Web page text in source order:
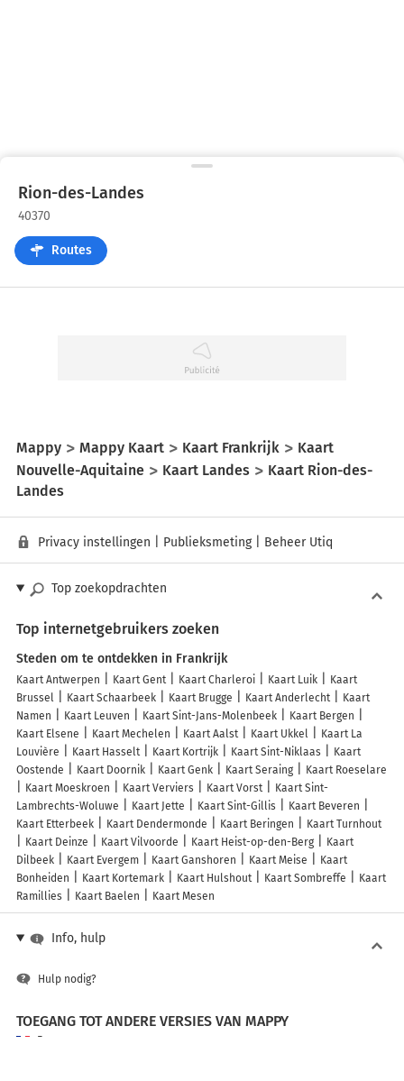
Rion-des-Landes
40370
Routes
Mappy Mappy Kaart Kaart Frankrijk
Kaart
Nouvelle-Aquitaine
Kaart Landes
Kaart Rion-des-
Landes
Privacy instellingen Publieksmeting| Beheer Utiq
Top zoekopdrachten
Top internetgebruikers zoeken
Steden om te ontdekken in Frankrijk
Kaart Antwerpen Kaart Gent Kaart Charleroi Kaart Luik
Kaart
Brussel
Kaart Schaarbeek Kaart Brugge Kaart Anderlecht
Kaart
Namen
Kaart Leuven Kaart Sint-Jans-Molenbeek
Kaart Bergen
Kaart Elsene
Kaart Mechelen Kaart Aalst Kaart Ukkel
Kaart La
Louvière
Kaart Hasselt Kaart Kortrijk Kaart Sint-Niklaas
Kaart
Oostende
Kaart Doornik Kaart Genk Kaart Seraing
Kaart Roeselare
Kaart Moeskroen
Kaart Verviers Kaart Vorst
Kaart Sint-
Lambrechts-Woluwe
Kaart Jette Kaart Sint-Gillis
Kaart Beveren
Kaart Etterbeek
Kaart Dendermonde Kaart Beringen
Kaart Turnhout
Kaart Deinze
Kaart Vilvoorde Kaart Heist-op-den-Berg
Kaart
Dilbeek
Kaart Evergem Kaart Ganshoren Kaart Meise
Kaart
Bonheiden
Kaart Kortemark Kaart Hulshout Kaart Sombreffe
Kaart
Ramillies
Kaart Baelen Kaart Mesen
Info, hulp
Hulp nodig?
TOEGANG TOT ANDERE VERSIES VAN MAPPY
France